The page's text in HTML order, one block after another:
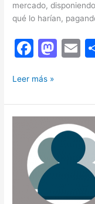
mercado,
qué lo harían,
F
c
e
b
o
o
k
M
o
d
o
n
E
l
¿Por
la
gente
sanidad
privada?
Leer más »